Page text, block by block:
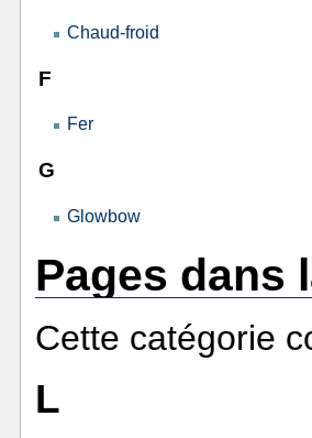
Chaud-froid
F
Fer
G
Glowbow
Pages dans
Cette catégorie
L